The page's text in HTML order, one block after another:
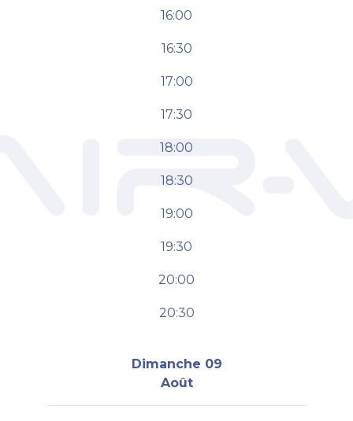
16:00
16:30
17:00
17:30
18:00
18:30
19:00
19:30
20:00
20:30
Dimanche 09
Août